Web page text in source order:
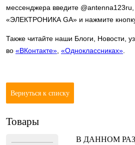
мессенджера введите
«ЭЛЕКТРОНИКА GA» и нажмите кнопку
Также читайте наши Блоги, Новости,
во «ВКонтакте» «Одноклассниках»
Вернуться к списку
Товары
В ДАННОМ